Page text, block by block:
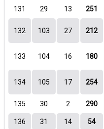
131
29 13 251
132 103 27 212
133 104 16 180
134 105 17 254
135
30 2 290
136
31 14 54